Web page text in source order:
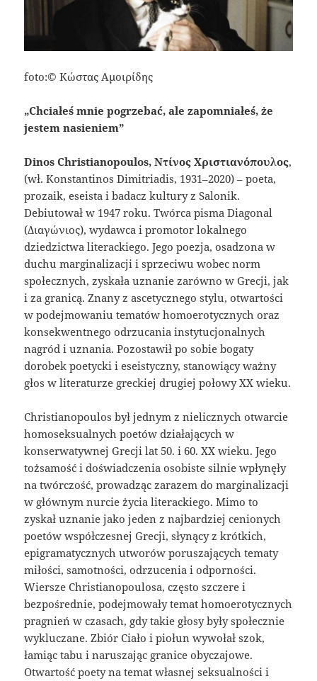
foto:© Κώστας Αμοιρίδης
„Chciałeś mnie pogrzebać, ale zapomniałeś, że
jestem nasieniem”
Dinos Christianopoulos, Ντίνος Χριστιανόπουλος,
(wł. Konstantinos Dimitriadis, 1931–2020) – poeta,
prozaik, eseista i badacz kultury z Salonik.
Debiutował w 1947 roku. Twórca pisma Diagonal
(Διαγώνιος), wydawca i promotor lokalnego
dziedzictwa literackiego. Jego poezja, osadzona w
duchu marginalizacji i sprzeciwu wobec norm
społecznych, zyskała uznanie zarówno w Grecji, jak
i za granicą. Znany z ascetycznego stylu, otwartości
w podejmowaniu tematów homoerotycznych oraz
konsekwentnego odrzucania instytucjonalnych
nagród i uznania. Pozostawił po sobie bogaty
dorobek poetycki i eseistyczny, stanowiący ważny
głos w literaturze greckiej drugiej połowy XX wieku.
Christianopoulos był jednym z nielicznych otwarcie
homoseksualnych poetów działających w
konserwatywnej Grecji lat 50. i 60. XX wieku. Jego
tożsamość i doświadczenia osobiste silnie wpłynęły
na twórczość, prowadząc zarazem do marginalizacji
w głównym nurcie życia literackiego. Mimo to
zyskał uznanie jako jeden z najbardziej cenionych
poetów współczesnej Grecji, słynący z krótkich,
epigramatycznych utworów poruszających tematy
miłości, samotności, odrzucenia i odporności.
Wiersze Christianopoulosa, często szczere i
bezpośrednie, podejmowały temat homoerotycznych
pragnień w czasach, gdy takie głosy były społecznie
wykluczane. Zbiór Ciało i piołun wywołał szok,
łamiąc tabu i naruszając granice obyczajowe.
Otwartość poety na temat własnej seksualności i